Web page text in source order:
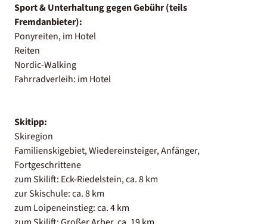
Sport & Unterhaltung gegen Gebühr (teils
Fremdanbieter):
Ponyreiten, im Hotel
Reiten
Nordic-Walking
Fahrradverleih: im Hotel
Skitipp:
Skiregion
Familienskigebiet, Wiedereinsteiger, Anfänger,
Fortgeschrittene
zum Skilift: Eck-Riedelstein, ca. 8 km
zur Skischule: ca. 8 km
zum Loipeneinstieg: ca. 4 km